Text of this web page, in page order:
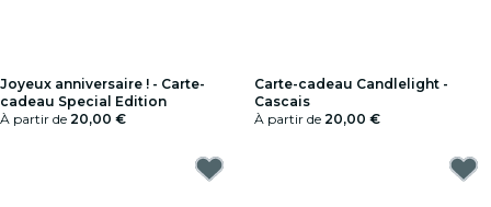
Joyeux anniversaire ! - Carte-
cadeau Special Edition
À partir de 20,00 €
Carte-cadeau Candlelight -
Cascais
À partir de 20,00 €